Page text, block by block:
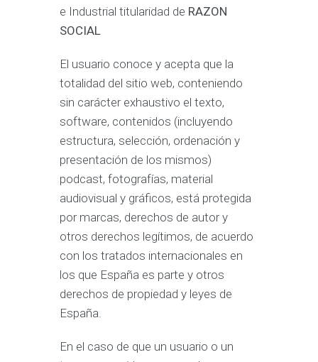
e Industrial titularidad de RAZON
SOCIAL
El usuario conoce y acepta que la
totalidad del sitio web, conteniendo
sin carácter exhaustivo el texto,
software, contenidos (incluyendo
estructura, selección, ordenación y
presentación de los mismos)
podcast, fotografías, material
audiovisual y gráficos, está protegida
por marcas, derechos de autor y
otros derechos legítimos, de acuerdo
con los tratados internacionales en
los que España es parte y otros
derechos de propiedad y leyes de
España.
En el caso de que un usuario o un